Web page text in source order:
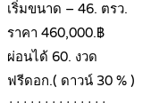
เริ่มขนาด – 46. ตรว.
ราคา 460,000.฿
ผ่อนได้ 60. งวด
ฟรีดอก.( ดาวน์ 30 % )